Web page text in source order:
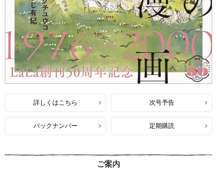
詳しくはこちら 次号予告
バックナンバー 定期購読
ご案内